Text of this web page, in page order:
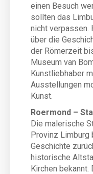
einen Besuch
sollten das
nicht verpassen.
über die
der Römerzeit
Museum van
Kunstliebhaber
Ausstellungen
Kunst.
Roermond –
Die malerische
Provinz Limburg
Geschichte
historische
Kirchen